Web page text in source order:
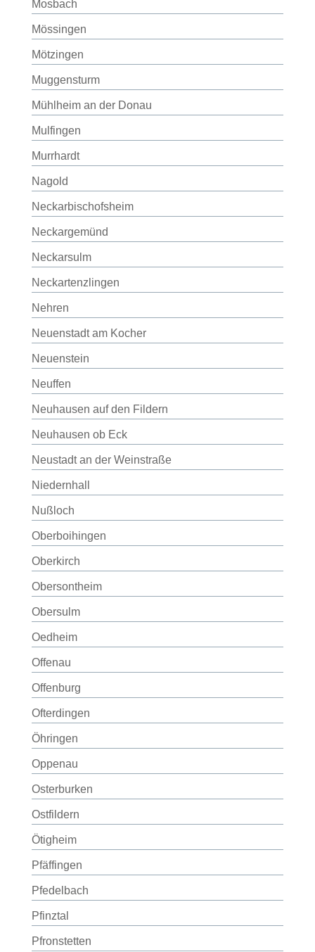
Mosbach
Mössingen
Mötzingen
Muggensturm
Mühlheim an der Donau
Mulfingen
Murrhardt
Nagold
Neckarbischofsheim
Neckargemünd
Neckarsulm
Neckartenzlingen
Nehren
Neuenstadt am Kocher
Neuenstein
Neuffen
Neuhausen auf den Fildern
Neuhausen ob Eck
Neustadt an der Weinstraße
Niedernhall
Nußloch
Oberboihingen
Oberkirch
Obersontheim
Obersulm
Oedheim
Offenau
Offenburg
Ofterdingen
Öhringen
Oppenau
Osterburken
Ostfildern
Ötigheim
Pfäffingen
Pfedelbach
Pfinztal
Pfronstetten